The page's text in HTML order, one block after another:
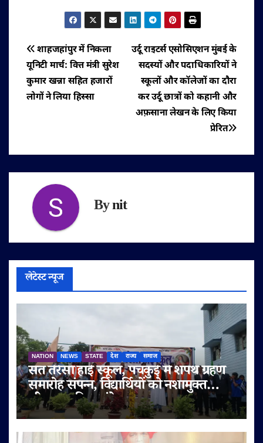
पोस्ट
नेविगेशन
उर्दू राइटर्स एसोसिएशन मुंबई के
सदस्यों और पदाधिकारियों ने
स्कूलों और कॉलेजों का दौरा
कर उर्दू छात्रों को कहानी और
अफ़साना लेखन के लिए किया
प्रेरित
शाहजहांपुर में निकला
यूनिटी मार्च: वित्त मंत्री सुरेश
कुमार खन्ना सहित हजारों
लोगों ने लिया हिस्सा
Bynit
लेटेस्ट न्यूज
NATION NEWS STATE देश राज्य समाज
संत तेरेसा हाई स्कूल, पंचकुई में शपथ ग्रहण
समारोह संपन्न, विद्यार्थियों को नशामुक्त
जीवन का दिया संदेश